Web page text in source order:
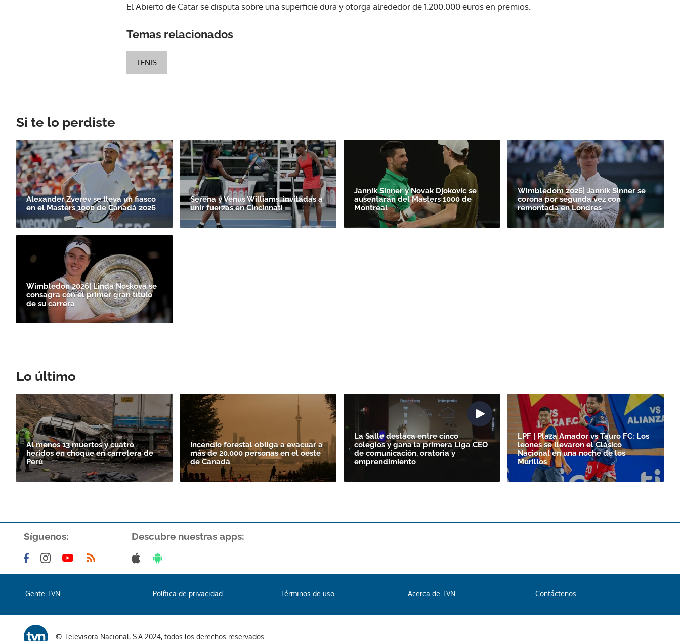
El Abierto de Catar se disputa sobre una superficie dura y otorga alrededor de 1.200.000 euros en premios.
Temas relacionados
TENIS
Si te lo perdiste
Alexander Zverev se lleva un fiasco
en el Masters 1000 de Canadá 2026
Serena y Venus Williams, invitadas a
unir fuerzas en Cincinnati
Jannik Sinner y Novak Djokovic se
ausentarán del Masters 1000 de
Montreal
Wimbledom 2026| Jannik Sinner se
corona por segunda vez con
remontada en Londres
Wimbledon 2026| Linda Noskova se
consagra con el primer gran título
de su carrera
Lo último
Al menos 13 muertos y cuatro
heridos en choque en carretera de
Perú
Incendio forestal obliga a evacuar a
más de 20.000 personas en el oeste
de Canadá
La Salle destaca entre cinco
colegios y gana la primera Liga CEO
de comunicación, oratoria y
emprendimiento
LPF | Plaza Amador vs Tauro FC: Los
leones se llevaron el Clásico
Nacional en una noche de los
Murillos
Síguenos: Descubre nuestras apps:
Gente TVN Política de privacidad Términos de uso Acerca de TVN Contáctenos
© Televisora Nacional, S.A 2024, todos los derechos reservados